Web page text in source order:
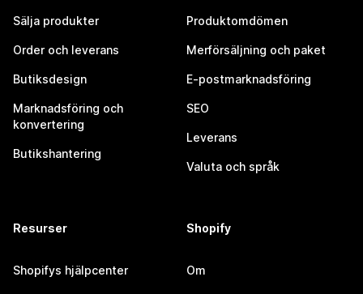
Sälja produkter
Order och leverans
Butiksdesign
Marknadsföring och
konvertering
Butikshantering
Produktomdömen
Merförsäljning och paket
E-postmarknadsföring
SEO
Leverans
Valuta och språk
Resurser
Shopifys hjälpcenter
Shopify
Om